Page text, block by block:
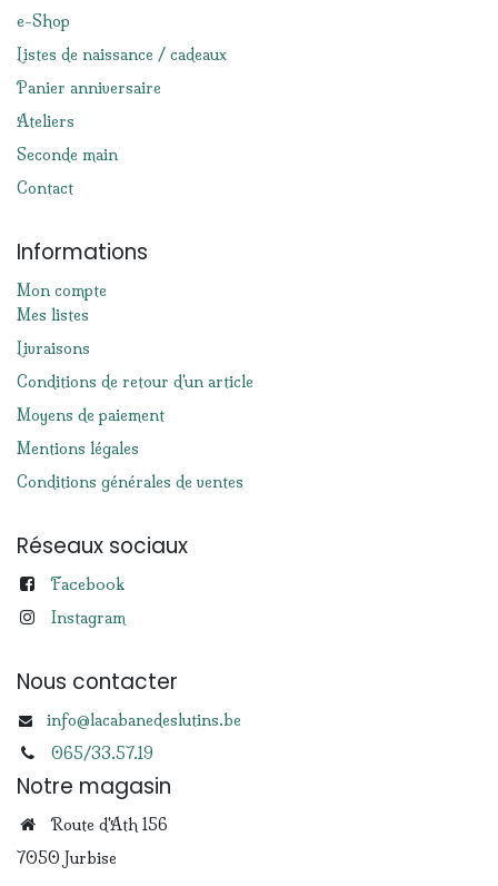
e-Shop
Listes de naissance / cadeaux
Panier anniversaire
Ateliers
Seconde main
Contact
Informations
Mon compte
Mes listes
Livraisons
Conditions de retour d'un article
Moyens de paiement
Mentions légales
Conditions générales de ventes
Réseaux sociaux
Facebook
Instagram
Nous contacter
info@lacabanedeslutins.be
065/33.57.19
Notre magasin
Route d'Ath 156
7050 Jurbise